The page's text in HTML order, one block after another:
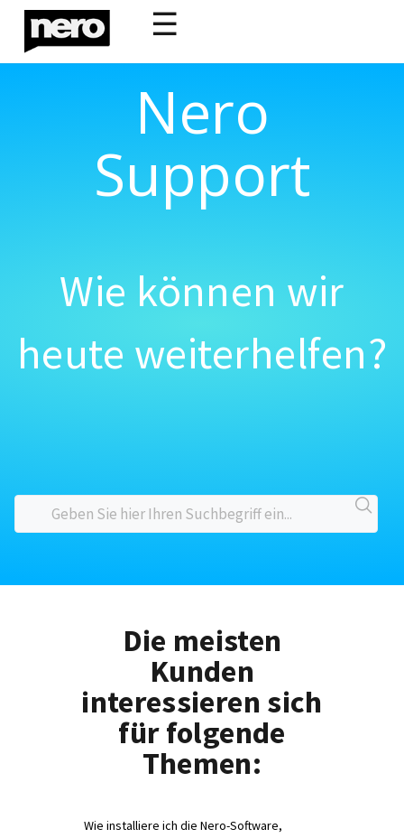
☰
Nero
Support
Wie können wir
heute weiterhelfen?
Die meisten
Kunden
interessieren sich
für folgende
Themen:
Wie installiere ich die Nero-Software,